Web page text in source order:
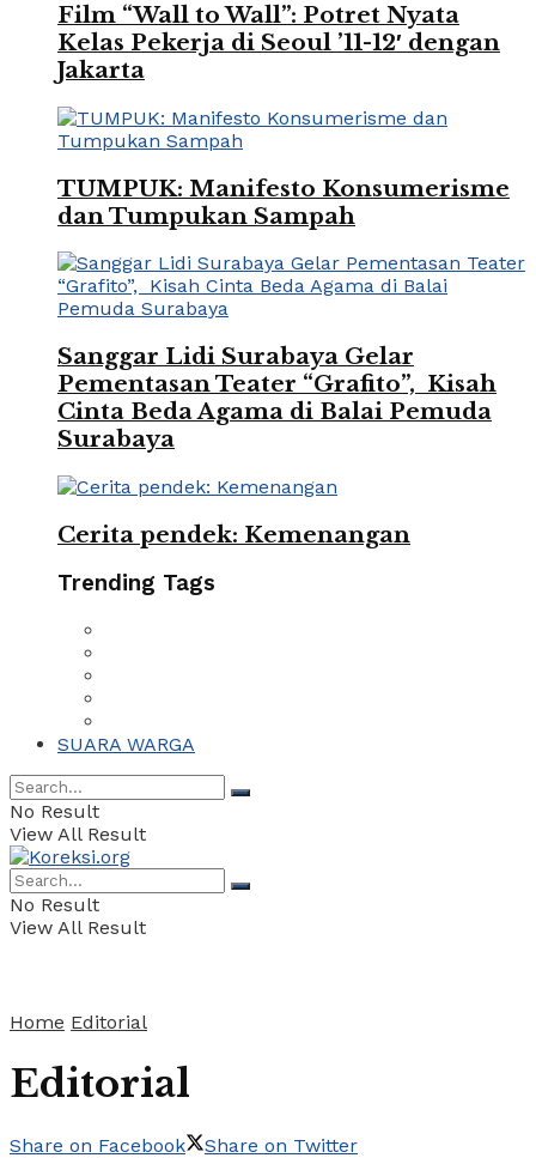
Film “Wall to Wall”: Potret Nyata
Kelas Pekerja di Seoul ’11-12′ dengan
Jakarta
TUMPUK: Manifesto Konsumerisme
dan Tumpukan Sampah
Sanggar Lidi Surabaya Gelar
Pementasan Teater “Grafito”, Kisah
Cinta Beda Agama di Balai Pemuda
Surabaya
Cerita pendek: Kemenangan
Trending Tags
SUARA WARGA
No Result
View All Result
No Result
View All Result
Home Editorial
Editorial
Share on Facebook Share on Twitter